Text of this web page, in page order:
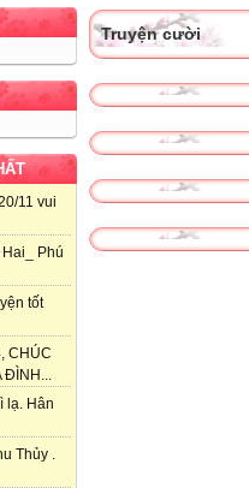
11 vui
Phú
tốt
CHÚC
ĐÌNH...
lạ. Hân
Thủy .
Truyện cười